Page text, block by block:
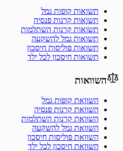
תשואות קופות גמל
תשואות קרנות פנסיה
תשואות קרנות השתלמות
תשואות גמל להשקעה
תשואות פוליסות חיסכון
תשואות חיסכון לכל ילד
השוואות
השוואת קופות גמל
השוואת קרנות פנסיה
השוואת קרנות השתלמות
השוואת גמל להשקעה
השוואת פוליסות חיסכון
השוואת חיסכון לכל ילד